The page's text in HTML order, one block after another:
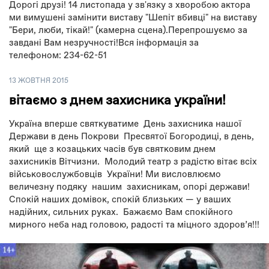
Дорогі друзі! 14 листопада у зв'язку з хворобою актора
ми вимушені замінити виставу "Шепіт вбивці" на виставу
"Бери, люби, тікай!" (камерна сцена).Перепрошуємо за
завдані Вам незручності!Вся інформація за
телефоном: 234-62-51
13 ЖОВТНЯ 2015
вітаємо з днем захисника україни!
Україна вперше святкуватиме День захисника нашої
Держави в день Покрови Пресвятої Богородиці, в день,
який ще з козацьких часів був святковим днем
захисників Вітчизни. Молодий театр з радістю вітає всіх
військовослужбовців України! Ми висловлюємо
величезну подяку нашим захисникам, опорі держави!
Спокій наших домівок, спокій близьких — у ваших
надійних, сильних руках. Бажаємо Вам спокійного
мирного неба над головою, радості та міцного здоров’я!!!